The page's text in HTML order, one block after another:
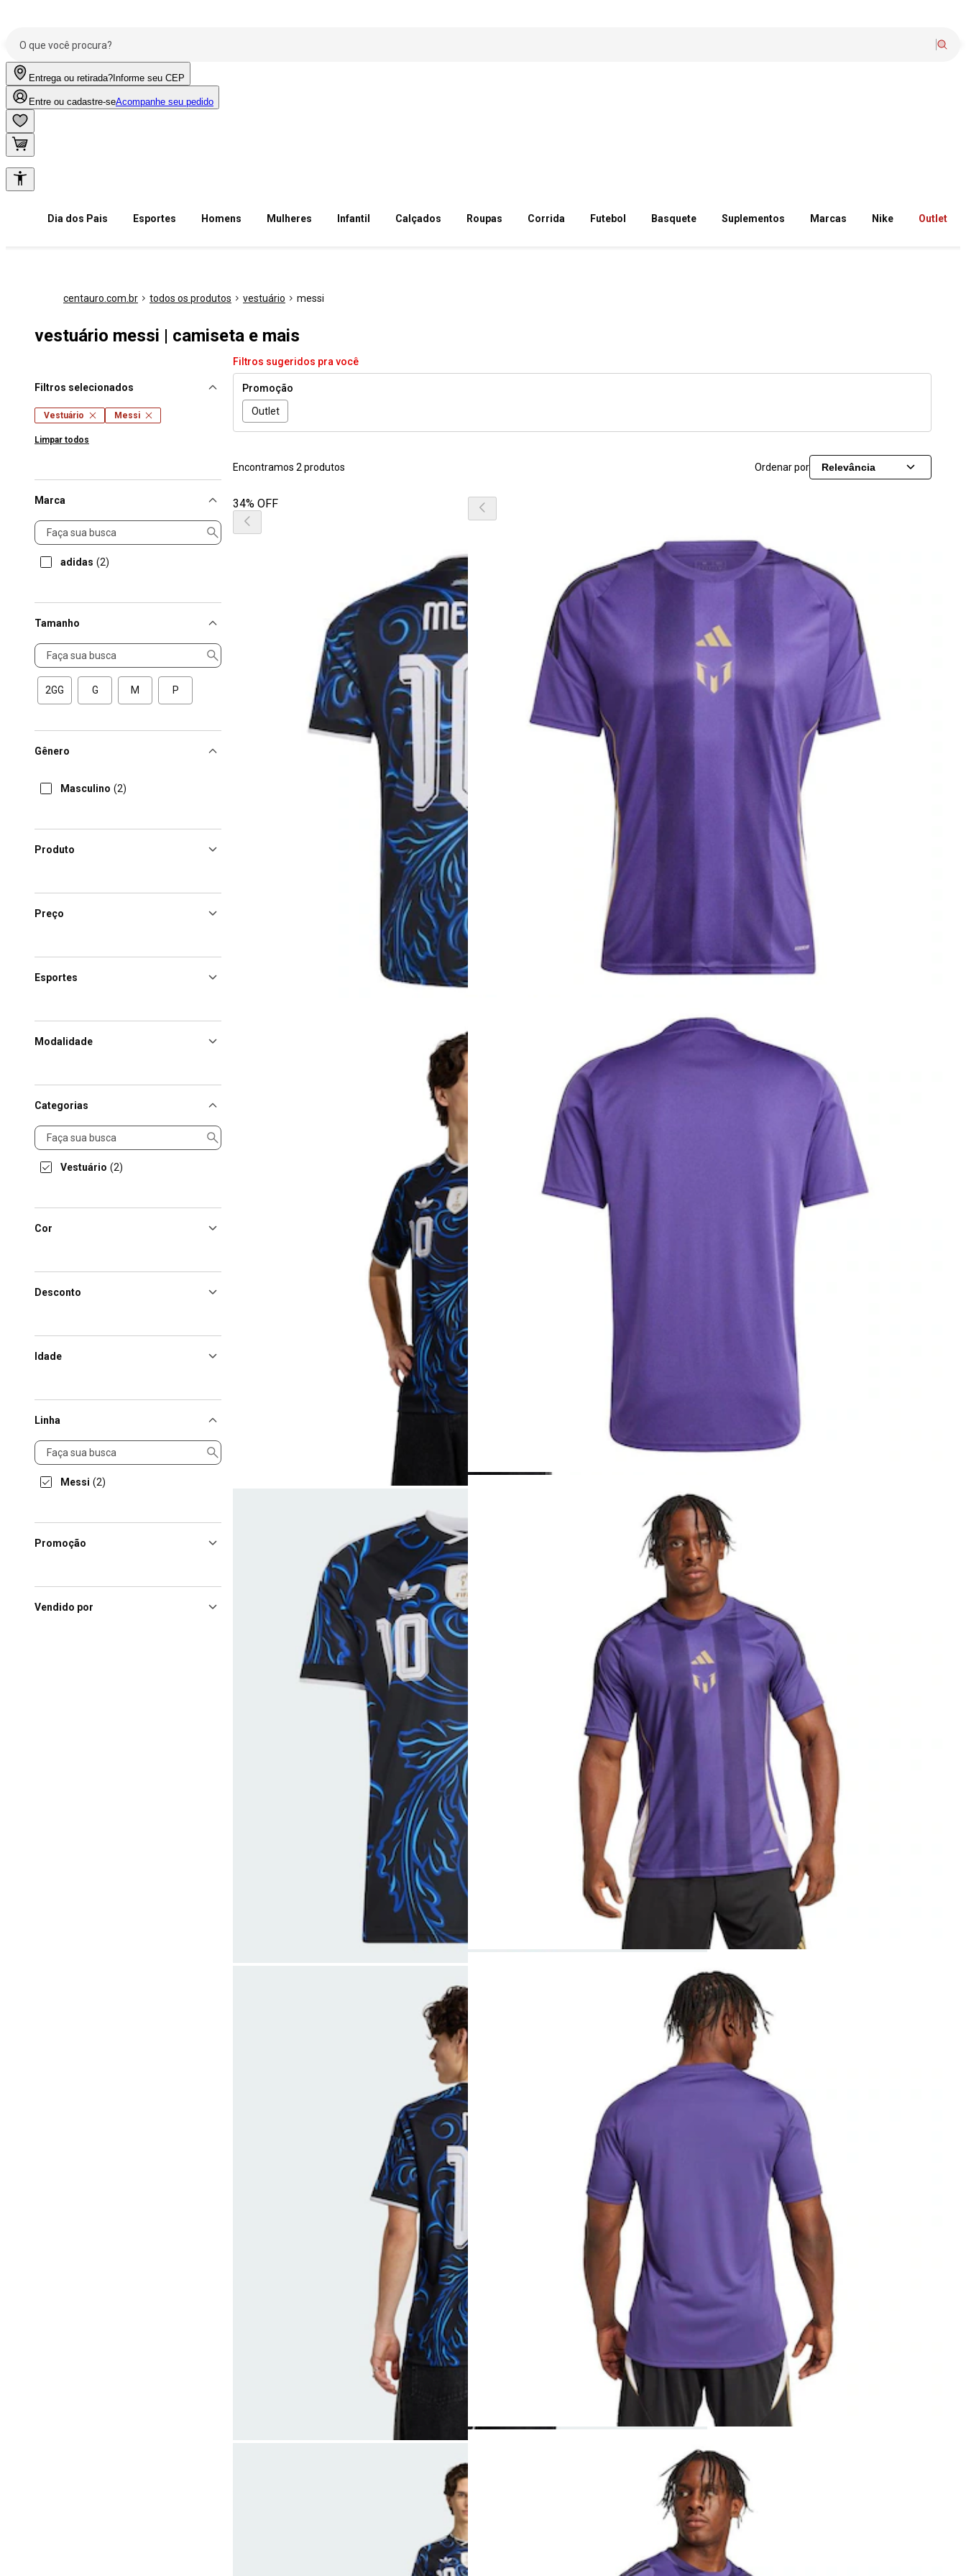
Entrega ou retirada? Informe seu CEP
Entre ou cadastre-seAcompanhe seu pedido
Dia dos Pais Esportes Homens Mulheres Infantil Calçados Roupas Corrida Futebol Basquete Suplementos Marcas Nike Outlet
centauro.com.br todos os produtos vestuário messi
vestuário messi | camiseta e mais
Filtros selecionados
Vestuário Messi
Limpar todos
Marca
Marca
adidas (2)
Tamanho
Tamanho
2GG G M P
Gênero
Masculino (2)
Produto
Preço
Esportes
Modalidade
Categorias
Categorias
Vestuário (2)
Cor
Desconto
Idade
Linha
Linha
Messi (2)
Promoção
Vendido por
Filtros sugeridos pra você
Promoção
Outlet
Encontramos 2 produtos Ordenar por Relevância
34% OFF